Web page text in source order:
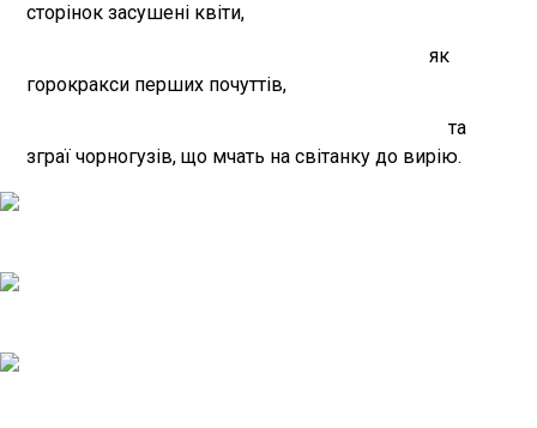
сторінок засушені квіти,
як
горокракси перших почуттів,
та
зграї чорногузів, що мчать на світанку до вирію.